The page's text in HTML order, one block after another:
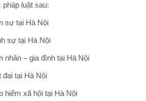
luật sau:
sự tại Hà Nội
sự tại Hà Nội
nhân – gia đình tại Hà Nội
đai tại Hà Nội
hiểm xã hội tại Hà Nội